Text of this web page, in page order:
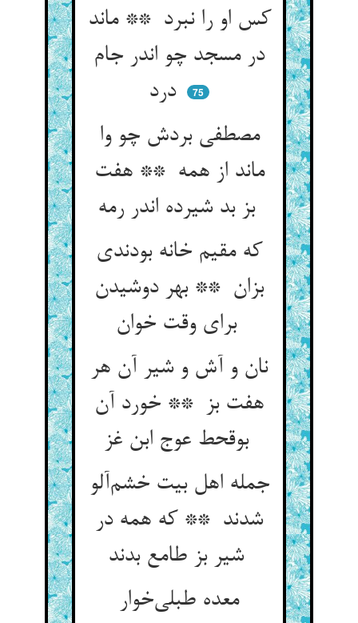
کس او را نبرد ** ماند
در مسجد چو اندر جام
درد
75
مصطفی بردش چو وا
ماند از همه ** هفت
بز بد شیرده اندر رمه
که مقیم خانه بودندی
بزان ** بهر دوشیدن
برای وقت خوان
نان و آش و شیر آن هر
هفت بز ** خورد آن
بوقحط عوج ابن غز
جمله اهل بیت خشم‌آلو
شدند ** که همه در
شیر بز طامع بدند
معده طبلی‌خوار